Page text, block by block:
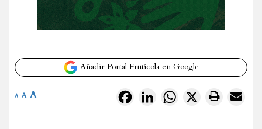
Añadir Portal Frutícola en Google
FacebookLinkedInWhatsApp
X
A A A